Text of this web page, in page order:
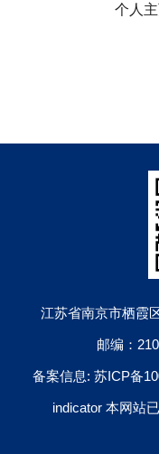
个人主
江苏省南京市栖霞
邮编：
备案信息: 苏ICP备
indicator 本网站